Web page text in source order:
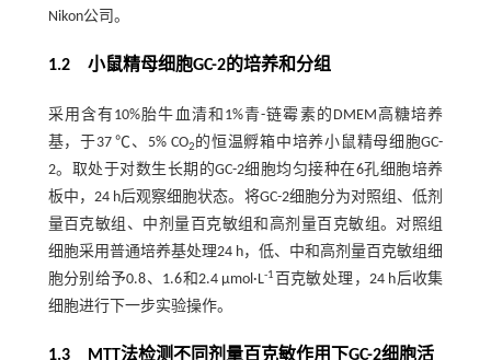
Nikon公司。
1.2 小鼠精母细胞GC-2的培养和分组
采用含有10%胎牛血清和1%青-链霉素的DMEM高糖培养
基，于37 ℃、5% CO2 的恒温孵箱中培养小鼠精母细胞GC-
2。取处于对数生长期的GC-2细胞均匀接种在6孔细胞培养
板中，24 h后观察细胞状态。将GC-2细胞分为对照组、低剂
量百克敏组、中剂量百克敏组和高剂量百克敏组。对照组
细胞采用普通培养基处理24 h，低、中和高剂量百克敏组细
胞分别给予0.8、1.6和2.4 µmol·L-1 百克敏处理，24 h后收集
细胞进行下一步实验操作。
1.3 MTT法检测不同剂量百克敏作用下GC-2细胞活